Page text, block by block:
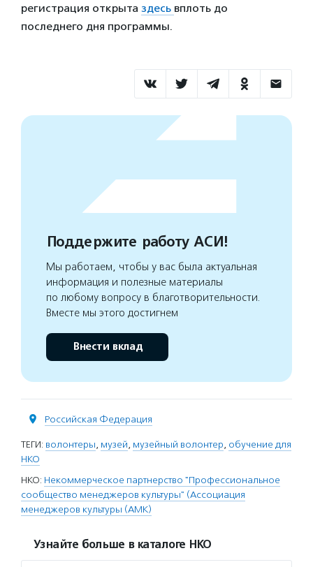
регистрация открыта здесь вплоть до
последнего дня программы.
Поддержите работу АСИ!
Мы работаем, чтобы у вас была актуальная
информация и полезные материалы
по любому вопросу в благотворительности.
Вместе мы этого достигнем
Внести вклад
Российская Федерация
ТЕГИ: волонтеры, музей, музейный волонтер, обучение для
НКО
НКО: Некоммерческое партнерство "Профессиональное
сообщество менеджеров культуры" (Ассоциация
менеджеров культуры (АМК)
Узнайте больше в каталоге НКО